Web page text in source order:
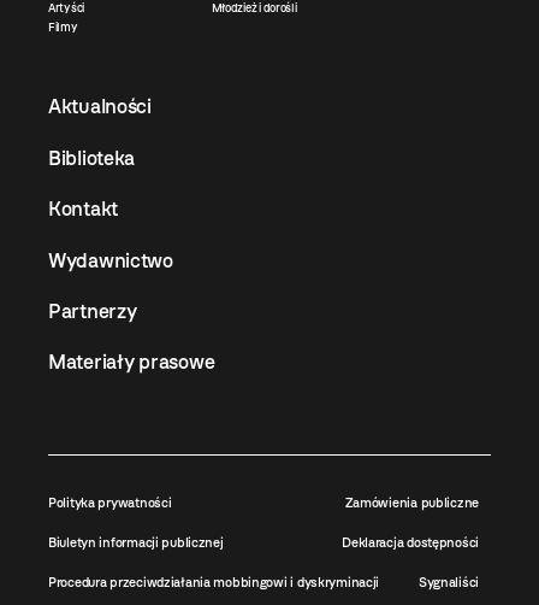
Artyści
Filmy
Młodzież i dorośli
Aktualności
Biblioteka
Kontakt
Wydawnictwo
Partnerzy
Materiały prasowe
Polityka prywatności Zamówienia publiczne
Biuletyn informacji publicznej Deklaracja dostępności
Procedura przeciwdziałania mobbingowi i dyskryminacji Sygnaliści